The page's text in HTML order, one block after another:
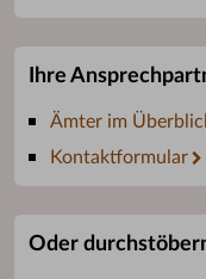
Ihre
Ämter im
Kontaktformular
Oder